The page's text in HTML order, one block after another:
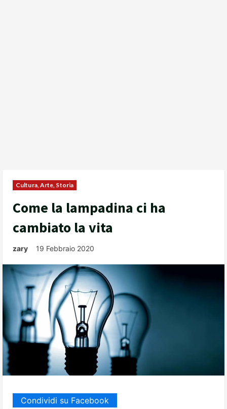
Cultura, Arte, Storia
Come la lampadina ci ha
cambiato la vita
zary 19 Febbraio 2020
Condividi su Facebook